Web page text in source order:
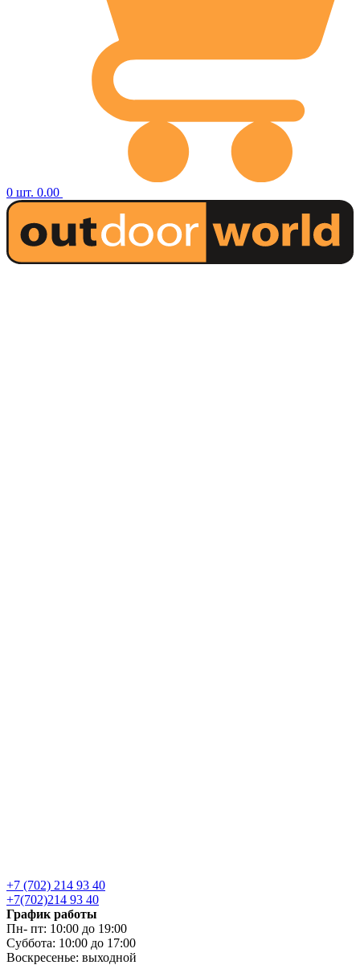
0 шт. 0.00
+7 (702) 214 93 40
+7(702)214 93 40
График работы
Пн- пт: 10:00 до 19:00
Суббота: 10:00 до 17:00
Воскресенье: выходной